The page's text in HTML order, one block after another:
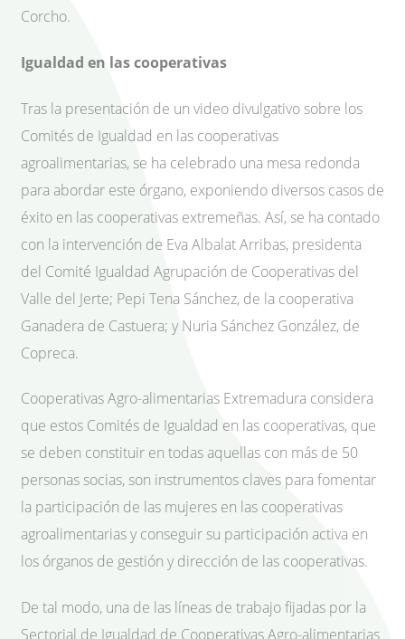
Corcho.
Igualdad en las cooperativas
Tras la presentación de un video divulgativo sobre los
Comités de Igualdad en las cooperativas
agroalimentarias, se ha celebrado una mesa redonda
para abordar este órgano, exponiendo diversos casos de
éxito en las cooperativas extremeñas. Así, se ha contado
con la intervención de Eva Albalat Arribas, presidenta
del Comité Igualdad Agrupación de Cooperativas del
Valle del Jerte; Pepi Tena Sánchez, de la cooperativa
Ganadera de Castuera; y Nuria Sánchez González, de
Copreca.
Cooperativas Agro-alimentarias Extremadura considera
que estos Comités de Igualdad en las cooperativas, que
se deben constituir en todas aquellas con más de 50
personas socias, son instrumentos claves para fomentar
la participación de las mujeres en las cooperativas
agroalimentarias y conseguir su participación activa en
los órganos de gestión y dirección de las cooperativas.
De tal modo, una de las líneas de trabajo fijadas por la
Sectorial de Igualdad de Cooperativas Agro-alimentarias